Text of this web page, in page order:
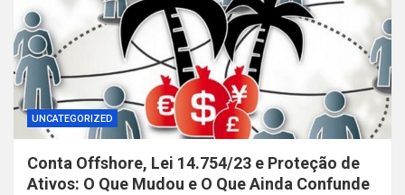
UNCATEGORIZED
Conta Offshore, Lei 14.754/23 e Proteção de
Ativos: O Que Mudou e O Que Ainda Confunde